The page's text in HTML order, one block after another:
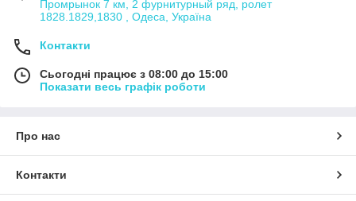
Промрынок 7 км, 2 фурнитурный ряд, ролет
1828.1829,1830 , Одеса, Україна
Контакти
Сьогодні працює з 08:00 до 15:00
Показати весь графік роботи
Про нас
Контакти